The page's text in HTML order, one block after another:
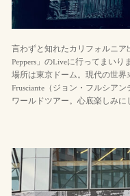
言わずと知れたカリフォルニア
Peppers」のLiveに行ってまいり
場所は東京ドーム。現代の世界
Frusciante（ジョン・フルシア
ワールドツアー。心底楽しみに